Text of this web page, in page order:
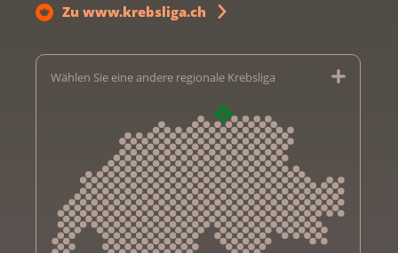
Zu www.krebsliga.ch
Wählen Sie eine andere regionale Krebsliga